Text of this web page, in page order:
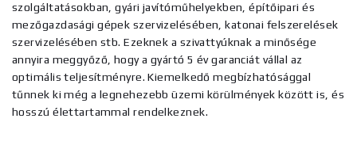
szolgáltatásokban, gyári javítóműhelyekben, építőipari és
mezőgazdasági gépek szervizelésében, katonai felszerelések
szervizelésében stb. Ezeknek a szivattyúknak a minősége
annyira meggyőző, hogy a gyártó 5 év garanciát vállal az
optimális teljesítményre. Kiemelkedő megbízhatósággal
tűnnek ki még a legnehezebb üzemi körülmények között is, és
hosszú élettartammal rendelkeznek.